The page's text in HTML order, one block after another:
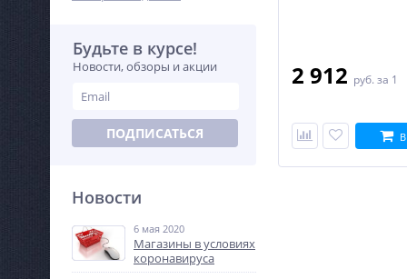
Будьте в курсе!
Новости, обзоры и акции
ПОДПИСАТЬСЯ
Новости
6 мая 2020
Магазины в условиях
коронавируса
2 912 руб. за 1